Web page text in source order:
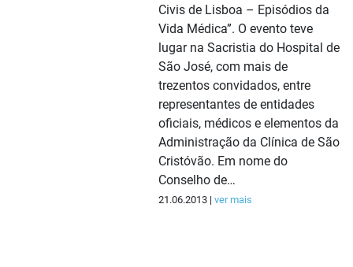
Civis de Lisboa – Episódios da
Vida Médica”. O evento teve
lugar na Sacristia do Hospital de
São José, com mais de
trezentos convidados, entre
representantes de entidades
oficiais, médicos e elementos da
Administração da Clínica de São
Cristóvão. Em nome do
Conselho de…
21.06.2013 | ver mais